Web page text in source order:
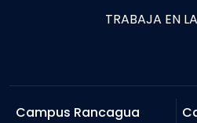
TRABAJA EN
Campus Rancagua